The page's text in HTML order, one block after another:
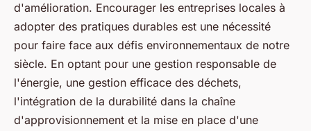
d'amélioration. Encourager les entreprises locales à
adopter des pratiques durables est une nécessité
pour faire face aux défis environnementaux de notre
siècle. En optant pour une gestion responsable de
l'énergie, une gestion efficace des déchets,
l'intégration de la durabilité dans la chaîne
d'approvisionnement et la mise en place d'une